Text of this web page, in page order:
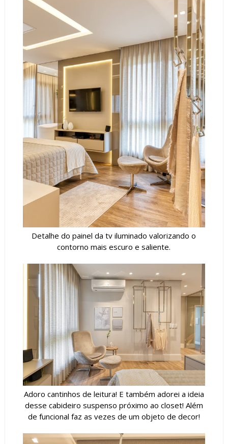
Detalhe do painel da tv iluminado valorizando o
contorno mais escuro e saliente.
Adoro cantinhos de leitura! E também adorei a ideia
desse cabideiro suspenso próximo ao closet! Além
de funcional faz as vezes de um objeto de decor!